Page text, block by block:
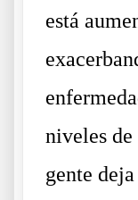
está
niveles
gente